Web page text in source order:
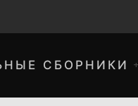
СБОРНИКИ